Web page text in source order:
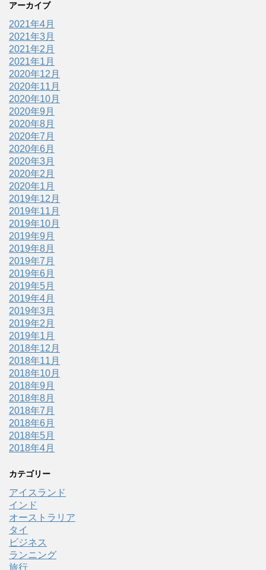
アーカイブ
2021年4月
2021年3月
2021年2月
2021年1月
2020年12月
2020年11月
2020年10月
2020年9月
2020年8月
2020年7月
2020年6月
2020年3月
2020年2月
2020年1月
2019年12月
2019年11月
2019年10月
2019年9月
2019年8月
2019年7月
2019年6月
2019年5月
2019年4月
2019年3月
2019年2月
2019年1月
2018年12月
2018年11月
2018年10月
2018年9月
2018年8月
2018年7月
2018年6月
2018年5月
2018年4月
カテゴリー
アイスランド
インド
オーストラリア
タイ
ビジネス
ランニング
旅行